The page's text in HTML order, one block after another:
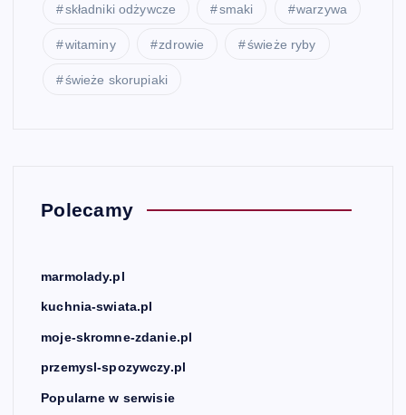
składniki odżywcze smaki warzywa
witaminy zdrowie świeże ryby
świeże skorupiaki
Polecamy
marmolady.pl
kuchnia-swiata.pl
moje-skromne-zdanie.pl
przemysl-spozywczy.pl
Popularne w serwisie